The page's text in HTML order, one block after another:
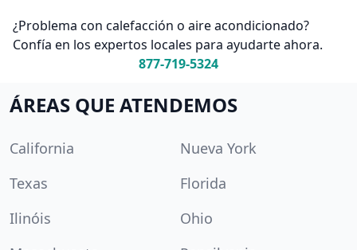
¿Problema con calefacción o aire acondicionado?
Confía en los expertos locales para ayudarte ahora.
877-719-5324
ÁREAS QUE ATENDEMOS
California
Nueva York
Texas
Florida
Ilinóis
Ohio